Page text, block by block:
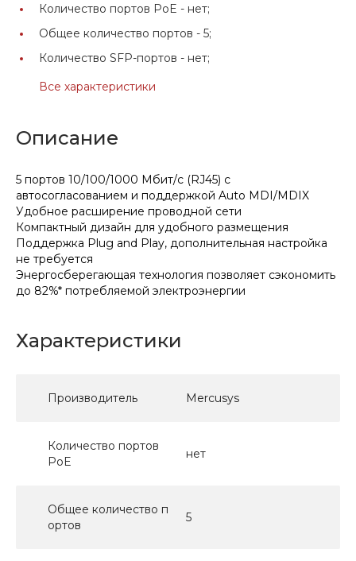
Количество портов PoE - нет;
Общее количество портов - 5;
Количество SFP-портов - нет;
Все характеристики
Описание
5 портов 10/100/1000 Мбит/с (RJ45) с
автосогласованием и поддержкой Auto MDI/MDIX
Удобное расширение проводной сети
Компактный дизайн для удобного размещения
Поддержка Plug and Play, дополнительная настройка
не требуется
Энергосберегающая технология позволяет сэкономить
до 82%* потребляемой электроэнергии
Характеристики
Производитель Mercusys
Количество портов
PoE
нет
Общее количество п
ортов
5